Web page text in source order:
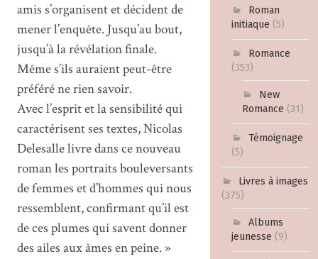
Roman
initiaque (5)
Romance
(353)
New
Romance (31)
Témoignage
(5)
Livres à images
(375)
Albums
jeunesse (9)
amis s’organisent et décident de
mener l’enquête. Jusqu’au bout,
jusqu’à la révélation finale.
Même s’ils auraient peut-être
préféré ne rien savoir.
Avec l’esprit et la sensibilité qui
caractérisent ses textes, Nicolas
Delesalle livre dans ce nouveau
roman les portraits bouleversants
de femmes et d’hommes qui nous
ressemblent, confirmant qu’il est
de ces plumes qui savent donner
des ailes aux âmes en peine. »